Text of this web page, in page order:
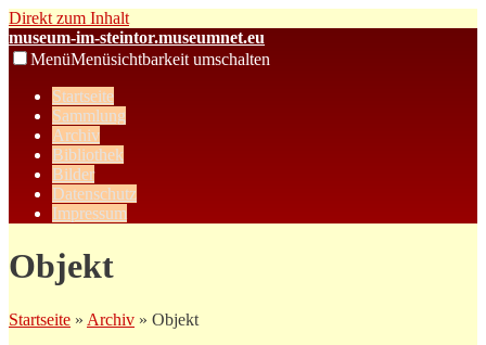
Direkt zum Inhalt
museum-im-steintor.museumnet.eu
MenüMenüsichtbarkeit umschalten
Startseite
Sammlung
Archiv
Bibliothek
Bilder
Datenschutz
Impressum
Objekt
Startseite » Archiv » Objekt